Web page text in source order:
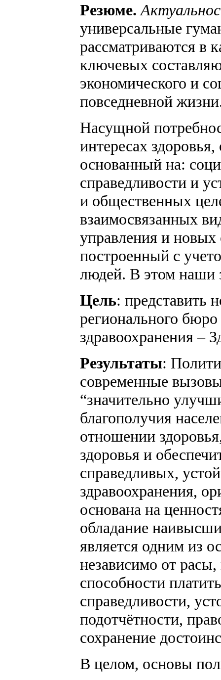
Резюме.
универсальные
рассматриваются в
ключевых
экономического и
повседневной
Насущной
интересах
основанный на:
справедливости и
и общественных
взаимосвязанных
управления и новых
построенный с
людей. В этом наши
Цель: представить
регионального
здравоохранения –
Результаты:
современные
“значительно
благополучия
отношении
здоровья и
справедливых,
здравоохранения,
основана на
обладание
является одним из
независимо от расы,
способности
справедливости,
подотчётности,
сохранение
В целом, основы